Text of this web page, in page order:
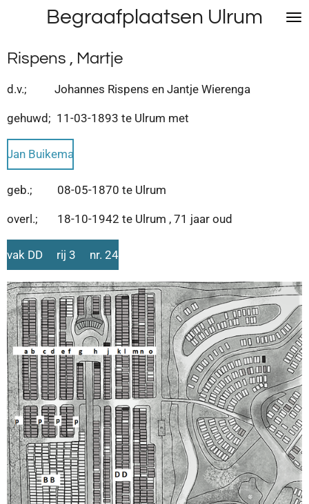
naar
de
hoofdinhoud
Begraafplaatsen Ulrum
Rispens , Martje
d.v.; Johannes Rispens en Jantje Wierenga
gehuwd; 11-03-1893 te Ulrum met
Jan Buikema
geb.; 08-05-1870 te Ulrum
overl.; 18-10-1942 te Ulrum , 71 jaar oud
vak DD rij 3 nr. 24